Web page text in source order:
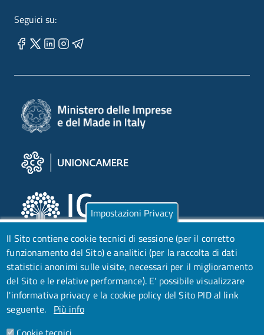
Seguici su:
Impostazioni Privacy
Il Sito contiene cookie tecnici di sessione (per il corretto
funzionamento del Sito) e analitici (per la raccolta di dati
statistici anonimi sulle visite, necessari per il miglioramento
del Sito e le relative performance). E' possibile visualizzare
l'informativa privacy e la cookie policy del Sito PID al link
seguente. Più info